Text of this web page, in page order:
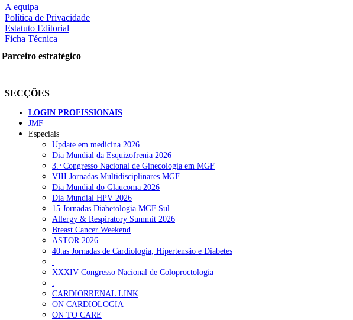
nas redes sociais:
RECENTES
Portugal está a formar os médicos de que precisa?
Estudantes de Medicina representados na 79.ª World Health Assembly
SCORA X-Change Portugal promove formação internacional em saúde sexual e reprodutiva
ANEM reúne com coordenador do Pacto Estratégico para a Saúde
Sindicato diz que nova carreira de médicos dentistas reforça estabilidade no SNS
MAIS LIDAS
A equipa
Política de Privacidade
Estatuto Editorial
Ficha Técnica
Parceiro estratégico
SECÇÕES
LOGIN PROFISSIONAIS
JMF
Especiais
Update em medicina 2026
Dia Mundial da Esquizofrenia 2026
3.ᵒ Congresso Nacional de Ginecologia em MGF
VIII Jornadas Multidisciplinares MGF
Dia Mundial do Glaucoma 2026
Dia Mundial HPV 2026
15 Jornadas Diabetologia MGF Sul
Allergy & Respiratory Summit 2026
Breast Cancer Weekend
ASTOR 2026
40.as Jornadas de Cardiologia, Hipertensão e Diabetes
.
XXXIV Congresso Nacional de Coloproctologia
.
CARDIORRENAL LINK
ON CARDIOLOGIA
ON TO CARE